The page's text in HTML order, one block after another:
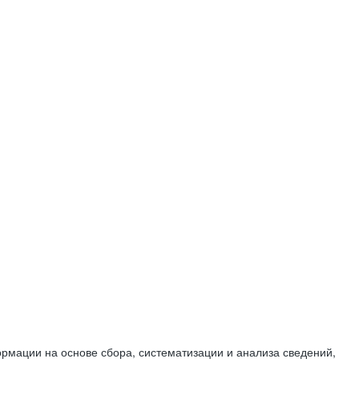
на основе сбора, систематизации и анализа сведений,